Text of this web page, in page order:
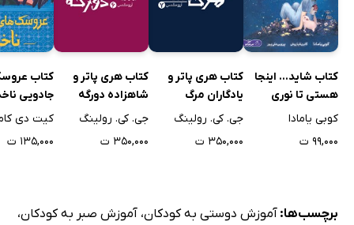
کتاب شاید... اینجا
هستی تا نوری
بتابانی
کوبی یامادا
۹۹,۰۰۰ ت
کتاب هری پاتر و
یادگاران مرگ
جی. کی. رولینگ
۳۵۰,۰۰۰ ت
کتاب هری پاتر و
شاهزاده دورگه
جی. کی. رولینگ
۳۵۰,۰۰۰ ت
کتاب
جادویی
کیت دی
۱۳۵,۰۰۰ ت
برچسب‌ها: آموزش دوستی به کودکان، آموزش صبر به کودکان،